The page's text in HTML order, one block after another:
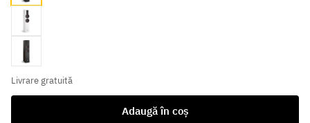
White
Tabacco
Livrare gratuită
Adaugă în coș